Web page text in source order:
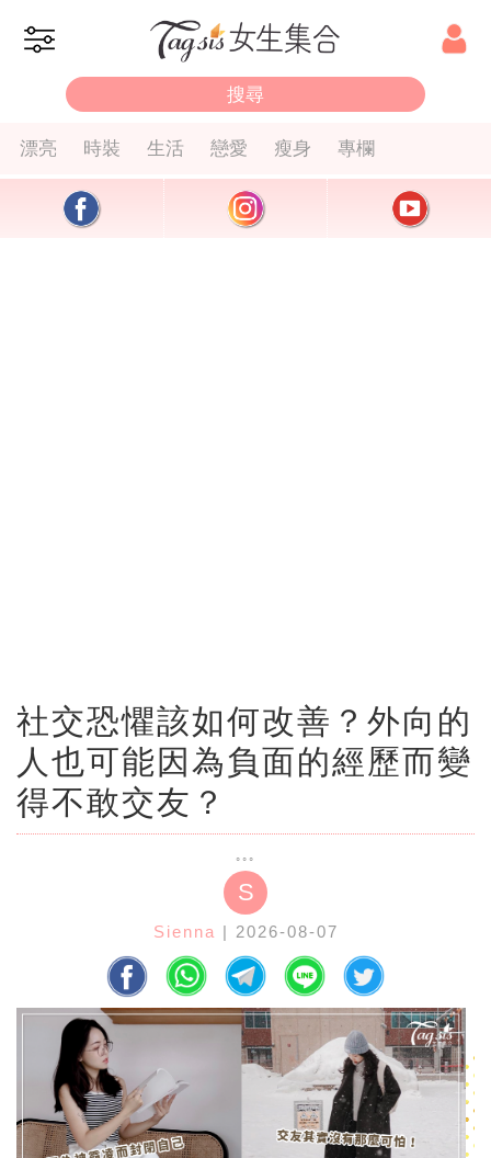
漂亮 時裝 生活 戀愛 瘦身 專欄
社交恐懼該如何改善？外向的
人也可能因為負面的經歷而變
得不敢交友？
S
Sienna | 2026-08-07